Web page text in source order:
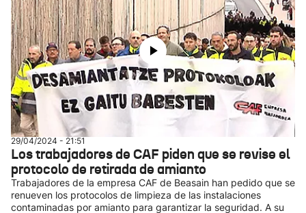
29/04/2024 - 21:51
Los trabajadores de CAF piden que se revise el
protocolo de retirada de amianto
Trabajadores de la empresa CAF de Beasain han pedido que se
renueven los protocolos de limpieza de las instalaciones
contaminadas por amianto para garantizar la seguridad. A su